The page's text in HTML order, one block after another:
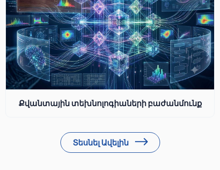
Քվանտային տեխնոլոգիաների բաժանմունք
Տեսնել Ավելին